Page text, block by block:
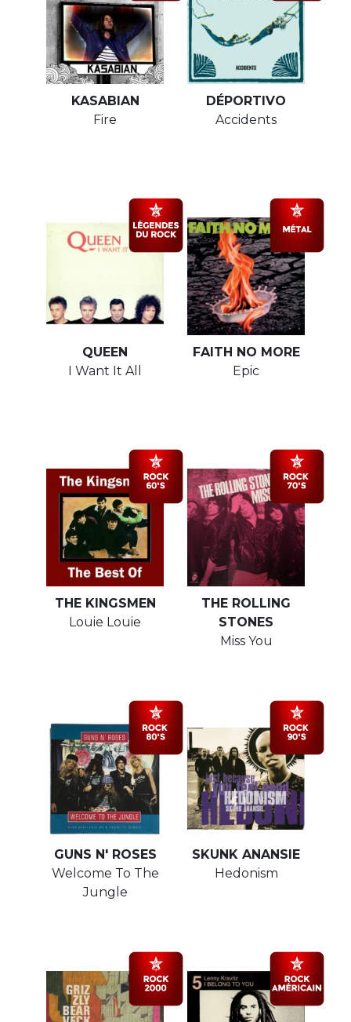
KASABIAN
Fire
DÉPORTIVO
Accidents
QUEEN
I Want It All
FAITH NO MORE
Epic
THE KINGSMEN
Louie Louie
THE ROLLING
STONES
Miss You
GUNS N' ROSES
Welcome To The
Jungle
SKUNK ANANSIE
Hedonism